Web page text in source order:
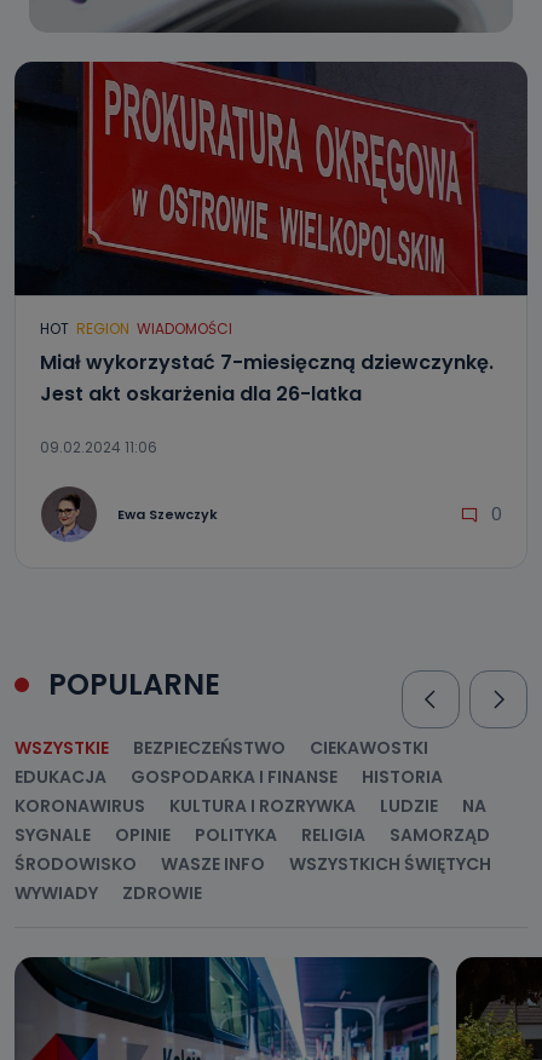
HOT REGION WIADOMOŚCI
Miał wykorzystać 7-miesięczną dziewczynkę.
Jest akt oskarżenia dla 26-latka
09.02.2024 11:06
Ewa Szewczyk 0
POPULARNE
WSZYSTKIE BEZPIECZEŃSTWO
CIEKAWOSTKI
EDUKACJA
GOSPODARKA I FINANSE
HISTORIA
KORONAWIRUS
KULTURA I ROZRYWKA LUDZIE
NA
SYGNALE
OPINIE POLITYKA RELIGIA
SAMORZĄD
ŚRODOWISKO
WASZE INFO
WSZYSTKICH ŚWIĘTYCH
WYWIADY
ZDROWIE